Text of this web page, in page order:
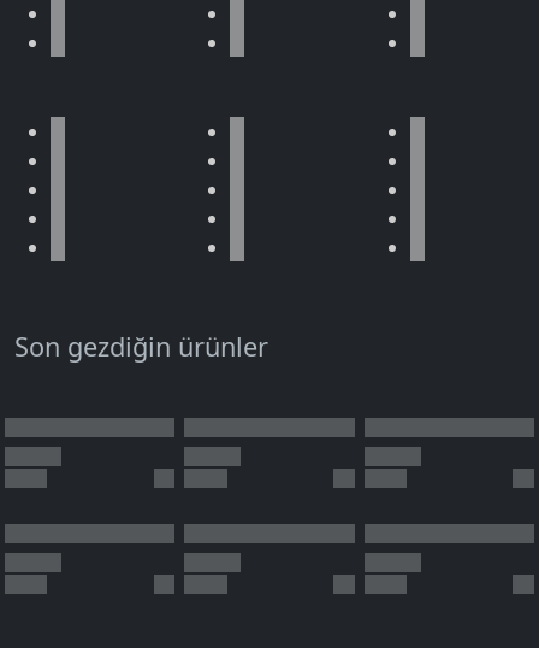
Son gezdiğin ürünler